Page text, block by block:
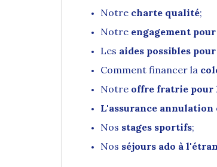
Notre charte qualité;
Notre engagement
Les aides possibles
Comment financer la
Notre offre fratrie pour
L'assurance
Nos stages sportifs;
Nos séjours ado à